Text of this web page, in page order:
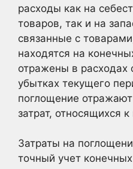
расходы как на
товаров, так и на
связанные с
находятся на
отражены в расходах
убытках текущего
поглощение
затрат, относящихся
Затраты на
точный учет